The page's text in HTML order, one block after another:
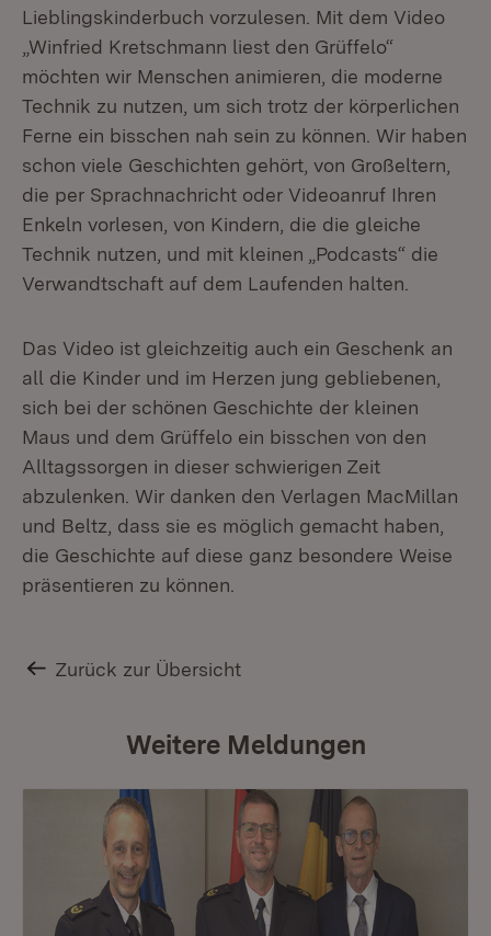
Lieblingskinderbuch vorzulesen. Mit dem Video
„Winfried Kretschmann liest den Grüffelo“
möchten wir Menschen animieren, die moderne
Technik zu nutzen, um sich trotz der körperlichen
Ferne ein bisschen nah sein zu können. Wir haben
schon viele Geschichten gehört, von Großeltern,
die per Sprachnachricht oder Videoanruf Ihren
Enkeln vorlesen, von Kindern, die die gleiche
Technik nutzen, und mit kleinen „Podcasts“ die
Verwandtschaft auf dem Laufenden halten.
Das Video ist gleichzeitig auch ein Geschenk an
all die Kinder und im Herzen jung gebliebenen,
sich bei der schönen Geschichte der kleinen
Maus und dem Grüffelo ein bisschen von den
Alltagssorgen in dieser schwierigen Zeit
abzulenken. Wir danken den Verlagen MacMillan
und Beltz, dass sie es möglich gemacht haben,
die Geschichte auf diese ganz besondere Weise
präsentieren zu können.
Zurück zur Übersicht
Weitere Meldungen